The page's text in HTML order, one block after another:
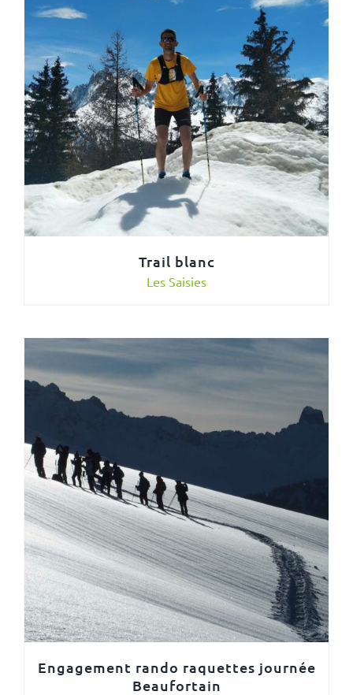
Trail blanc
Les Saisies
Engagement rando raquettes journée
Beaufortain